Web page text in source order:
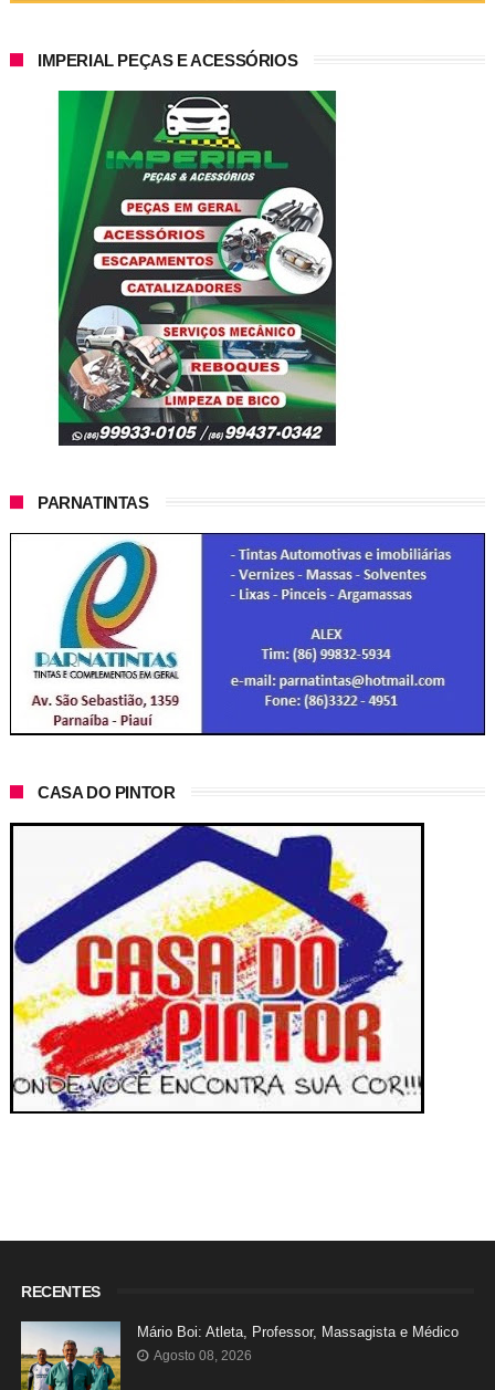
IMPERIAL PEÇAS E ACESSÓRIOS
PARNATINTAS
CASA DO PINTOR
RECENTES
Mário Boi: Atleta, Professor, Massagista e Médico
Agosto 08, 2026